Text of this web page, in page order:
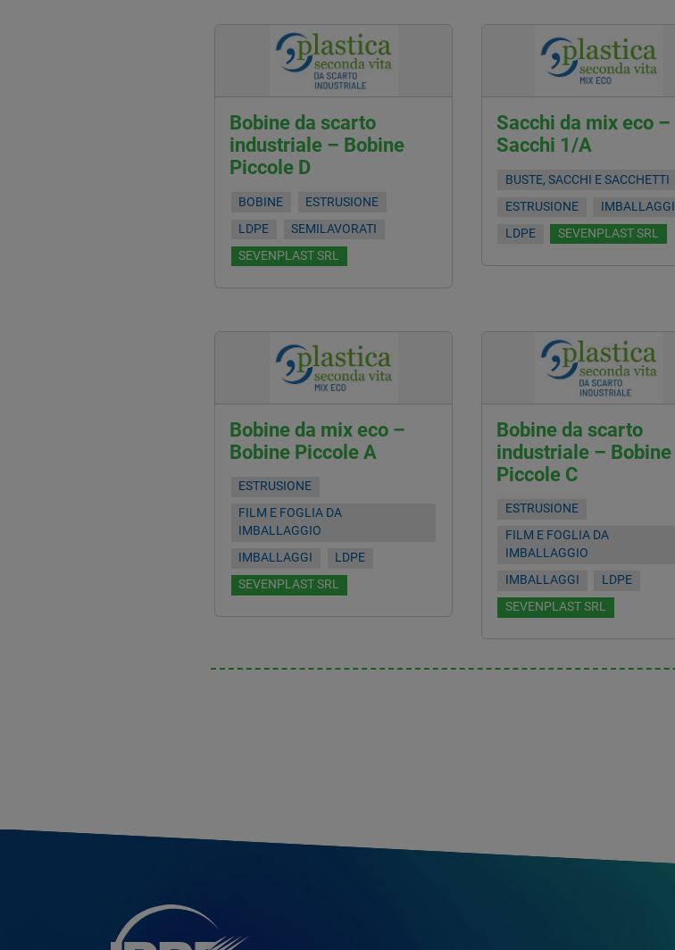
Bobine da scarto
industriale – Bobine
Piccole D
BOBINE
ESTRUSIONE
LDPE
SEMILAVORATI
SEVENPLAST SRL
Sacchi da mix eco –
Sacchi 1/A
BUSTE, SACCHI E SACCHETTI
ESTRUSIONE
IMBALLAGGI
LDPE
SEVENPLAST SRL
Bobine da mix eco –
Bobine Piccole A
ESTRUSIONE
FILM E FOGLIA DA
IMBALLAGGIO
IMBALLAGGI
LDPE
SEVENPLAST SRL
Bobine da scarto
industriale – Bobine
Piccole C
ESTRUSIONE
FILM E FOGLIA DA
IMBALLAGGIO
IMBALLAGGI
LDPE
SEVENPLAST SRL